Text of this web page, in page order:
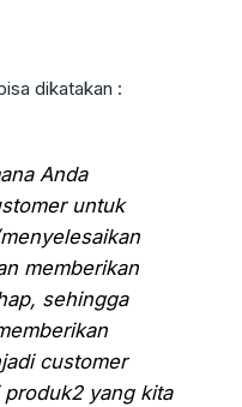
dikatakan :
Anda
untuk
memberikan
sehingga
customer
yang kita